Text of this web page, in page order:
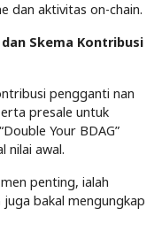
dan aktivitas on-chain.
Skema Kontribusi
pengganti nan
presale untuk
Your BDAG”
nilai awal.
penting, ialah
bakal mengungkap